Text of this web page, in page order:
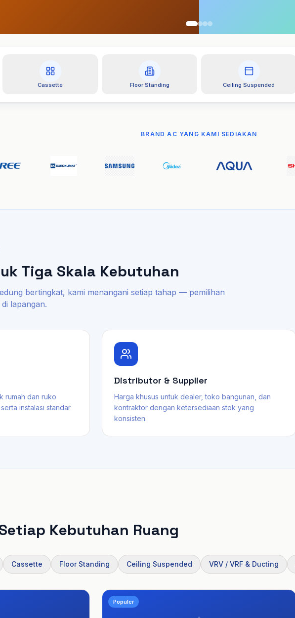
Cassette Floor Standing Ceiling Suspended
BRAND AC YANG KAMI SEDIAKAN
Tiga Skala Kebutuhan
bertingkat, kami menangani setiap tahap — pemilihan
lapangan.
rumah dan ruko
instalasi standar
Distributor & Supplier
Harga khusus untuk dealer, toko bangunan, dan
kontraktor dengan ketersediaan stok yang
konsisten.
Kebutuhan Ruang
Cassette Floor Standing Ceiling Suspended VRV / VRF & Ducting
Populer